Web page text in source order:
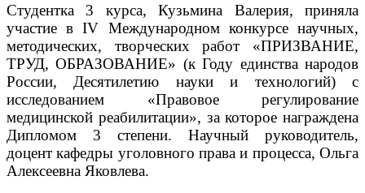
Студентка 3 курса, Кузьмина Валерия, приняла
участие в IV Международном конкурсе научных,
методических, творческих работ «ПРИЗВАНИЕ,
ТРУД, ОБРАЗОВАНИЕ» (к Году единства народов
России, Десятилетию науки и технологий) с
исследованием «Правовое регулирование
медицинской реабилитации», за которое награждена​
Дипломом 3 степени. Научный руководитель,
доцент кафедры уголовного права и процесса, Ольга
Алексеевна Яковлева.